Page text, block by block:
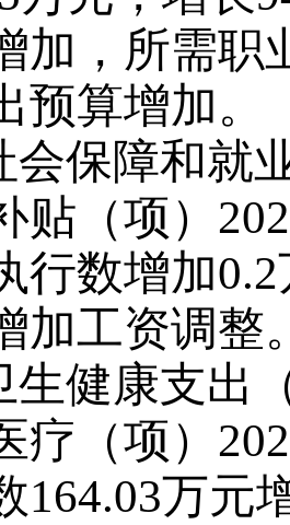
加，所需职
预算增加。
会保障和就
贴（项）
行数增加
加工资调整
生健康支出
疗（项）
164.03万元